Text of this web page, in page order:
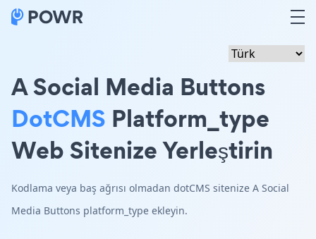
A Social Media Buttons
DotCMS Platform_type
Web Sitenize Yerleştirin
Kodlama veya baş ağrısı olmadan dotCMS sitenize A Social
Media Buttons platform_type ekleyin.